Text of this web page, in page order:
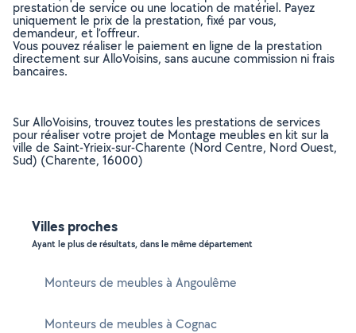
prestation de service ou une location de matériel. Payez
uniquement le prix de la prestation, fixé par vous,
demandeur, et l’offreur.
Vous pouvez réaliser le paiement en ligne de la prestation
directement sur AlloVoisins, sans aucune commission ni frais
bancaires.
Sur AlloVoisins, trouvez toutes les prestations de services
pour réaliser votre projet de Montage meubles en kit sur la
ville de Saint-Yrieix-sur-Charente (Nord Centre, Nord Ouest,
Sud) (Charente, 16000)
Villes proches
Ayant le plus de résultats, dans le même département
Monteurs de meubles à Angoulême
Monteurs de meubles à Cognac